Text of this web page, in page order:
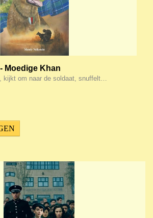
Moedige Khan
kijkt om naar de soldaat, snuffelt…